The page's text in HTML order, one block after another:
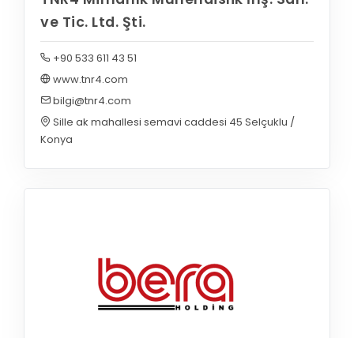
ve Tic. Ltd. Şti.
+90 533 611 43 51
www.tnr4.com
bilgi@tnr4.com
Sille ak mahallesi semavi caddesi 45 Selçuklu /
Konya